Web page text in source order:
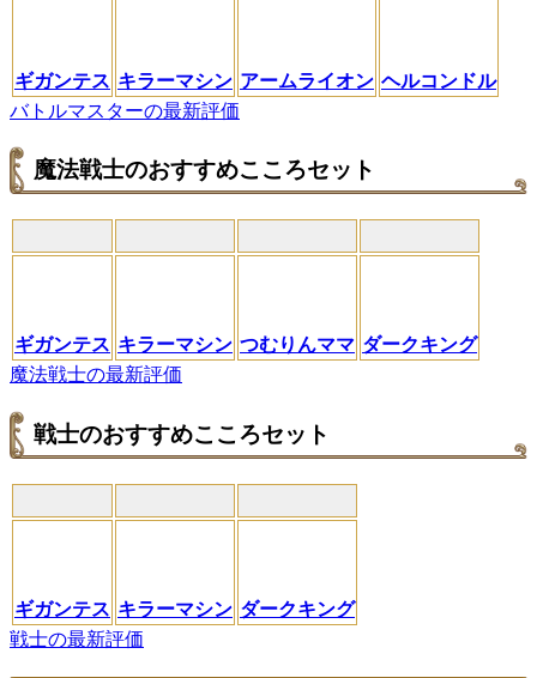
ギガンテス キラーマシン アームライオン ヘルコンドル
バトルマスターの最新評価
魔法戦士のおすすめこころセット
ギガンテス キラーマシン つむりんママ ダークキング
魔法戦士の最新評価
戦士のおすすめこころセット
ギガンテス キラーマシン ダークキング
戦士の最新評価